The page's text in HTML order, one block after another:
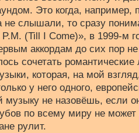
Это когда,
слышали, то сразу
P.M. (Till I Come)», в 1999-м
аккордам до сих пор не
сочетать романтические
которая, на мой
у него одного,
не назовёшь, если
по всему миру не
рулит.